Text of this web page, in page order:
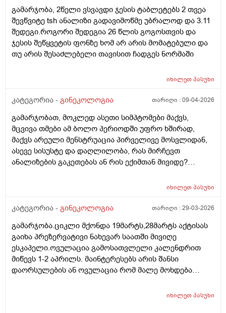
გამარჯობა, 2წელი ვსვავდი ჯესის ტაბლეტებს 2 თვეა
შევწვიტე tsh ანალიზი გადავიმოწმე უბრალოდ და 3.11
შედეგი.როგორი შედეგია 26 წლის გოგოსთვის და
ჯესის შეწყვეტის ფონზე ხომ არ არის მომატებული და
თუ არის შესაძლებელი თავისით ჩადგეს ნორმაში
იხილეთპასუხი
კატეგორია - გინეკოლოგია თარიღი :09-04-2026
გამარჯობათ, მოკლედ ასეთი სიმპტომები მაქვს,
მცვივა თმები ამ ბოლო პერიოდში უფრო ხშირად,
მაქვს არეული მენსტრუაცია პირველივე მოსვლიდან,
ასევე სისუსტე და დაღლილობა, რას მირჩევთ
ანალიზების გაკეთებას ან რის ექიმთან მივიდე?
იხილეთპასუხი
კატეგორია - გინეკოლოგია თარიღი :29-03-2026
გამარჯობა.ციკლი მქონდა 19მარტს,28მარტს აქტისას
გაიხა პრეზერვატივი ნახევარ საათში მივიღე
ესკაპელი.ოვულაცია გამოსათვლელი კალენდრით
მიწევს 1-2 აპრილს. მაინტერესებს არის შანსი
დაორსულების ან ოვულაცია რომ მალე მოხდება
კვებაზე მყავს ბავშვი ხშირდ ვერ ვთავაზობ და იქნებ
იხილეთპასუხი